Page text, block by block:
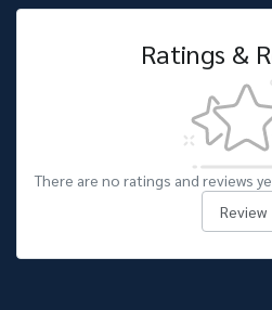
Ratings &
There are no ratings and reviews
Review